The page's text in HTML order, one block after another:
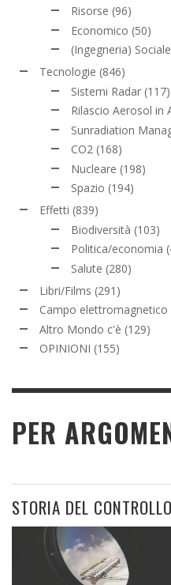
Risorse (96)
Economico (50)
(Ingegneria) Sociale
Tecnologie (846)
Sistemi Radar (117)
Rilascio Aerosol in
Sunradiation
CO2 (168)
Nucleare (198)
Spazio (194)
Effetti (839)
Biodiversità (103)
Politica/economia
Salute (280)
Libri/Films (291)
Campo elettromagnetico
Altro Mondo c'è (129)
OPINIONI (155)
PER
STORIA DEL